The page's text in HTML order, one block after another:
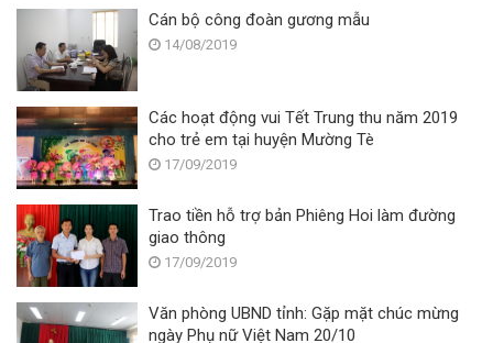
Cán bộ công đoàn gương mẫu
14/08/2019
Các hoạt động vui Tết Trung thu năm 2019
cho trẻ em tại huyện Mường Tè
17/09/2019
Trao tiền hỗ trợ bản Phiêng Hoi làm đường
giao thông
17/09/2019
Văn phòng UBND tỉnh: Gặp mặt chúc mừng
ngày Phụ nữ Việt Nam 20/10